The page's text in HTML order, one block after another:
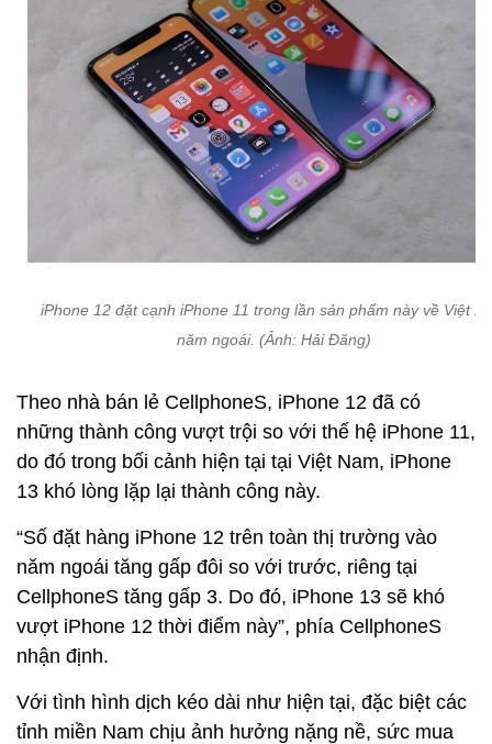
iPhone 12 đặt cạnh iPhone 11 trong lần sản phẩm này về Việt
năm ngoái. (Ảnh: Hải Đăng)
Theo nhà bán lẻ CellphoneS, iPhone 12 đã có
những thành công vượt trội so với thế hệ iPhone 11,
do đó trong bối cảnh hiện tại tại Việt Nam, iPhone
13 khó lòng lặp lại thành công này.
“Số đặt hàng iPhone 12 trên toàn thị trường vào
năm ngoái tăng gấp đôi so với trước, riêng tại
CellphoneS tăng gấp 3. Do đó, iPhone 13 sẽ khó
vượt iPhone 12 thời điểm này”, phía CellphoneS
nhận định.
Với tình hình dịch kéo dài như hiện tại, đặc biệt các
tỉnh miền Nam chịu ảnh hưởng nặng nề, sức mua